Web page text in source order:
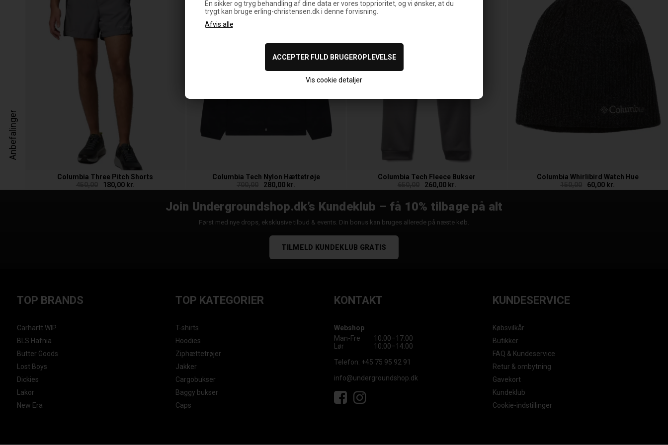
En sikker og tryg behandling af dine data er vores topprioritet, og vi ønsker, at du
trygt kan bruge erling-christensen.dk i denne forvisning.
Vis cookie detaljer
Anbefalinger
Columbia Three Pitch Shorts
180,00 kr.
Columbia Tech Nylon Hættetrøje
280,00 kr.
Columbia Tech Fleece Bukser
260,00 kr.
Columbia Whirlibird Watch Hue
60,00 kr.
Join Undergroundshop.dk’s Kundeklub – få 10% tilbage på alt
Først med nye drops, eksklusive tilbud & events. Din bonus kan bruges allerede på næste køb.
TILMELD KUNDEKLUB GRATIS
TOP BRANDS
Carhartt WIP
BLS Hafnia
Butter Goods
Lost Boys
Dickies
Lakor
New Era
TOP KATEGORIER
T-shirts
Hoodies
Ziphættetrøjer
Jakker
Cargobukser
Baggy bukser
Caps
KONTAKT
Webshop
Man-Fre
10:00–17:00
Lør
10:00–14:00
Telefon: +45 75 95 92 91
info@undergroundshop.dk
FacebookInstagram
KUNDESERVICE
Købsvilkår
Butikker
FAQ & Kundeservice
Retur & ombytning
Gavekort
Kundeklub
Cookie-indstillinger